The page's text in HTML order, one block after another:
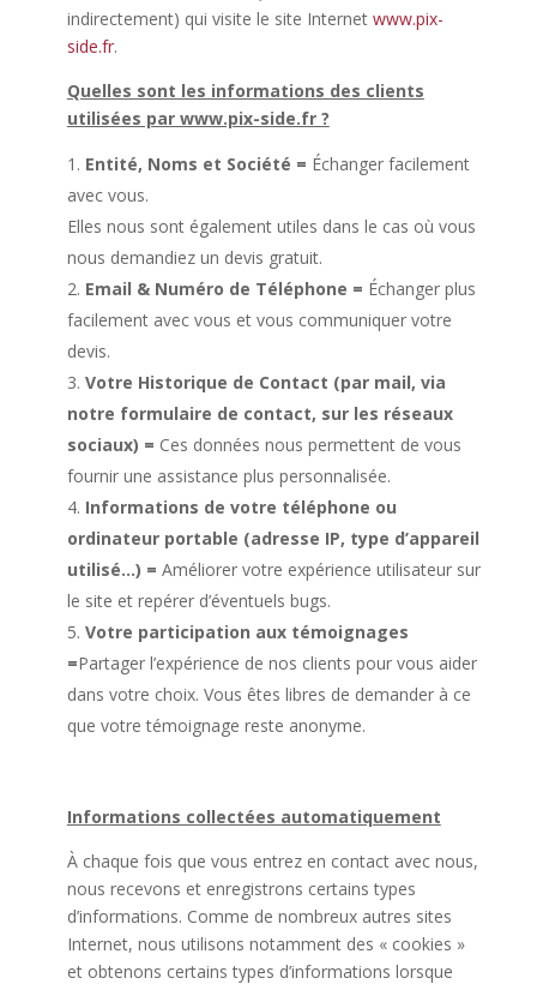
indirectement) qui visite le site Internet www.pix-
side.fr.
Quelles sont les informations des clients
utilisées par www.pix-side.fr ?
Entité, Noms et Société = Échanger facilement
avec vous.
Elles nous sont également utiles dans le cas où vous
nous demandiez un devis gratuit.
Email & Numéro de Téléphone = Échanger plus
facilement avec vous et vous communiquer votre
devis.
Votre Historique de Contact (par mail, via
notre formulaire de contact, sur les réseaux
sociaux) = Ces données nous permettent de vous
fournir une assistance plus personnalisée.
Informations de votre téléphone ou
ordinateur portable (adresse IP, type d’appareil
utilisé…) = Améliorer votre expérience utilisateur sur
le site et repérer d’éventuels bugs.
Votre participation aux témoignages
=Partager l’expérience de nos clients pour vous aider
dans votre choix. Vous êtes libres de demander à ce
que votre témoignage reste anonyme.
Informations collectées automatiquement
À chaque fois que vous entrez en contact avec nous,
nous recevons et enregistrons certains types
d’informations. Comme de nombreux autres sites
Internet, nous utilisons notamment des « cookies »
et obtenons certains types d’informations lorsque